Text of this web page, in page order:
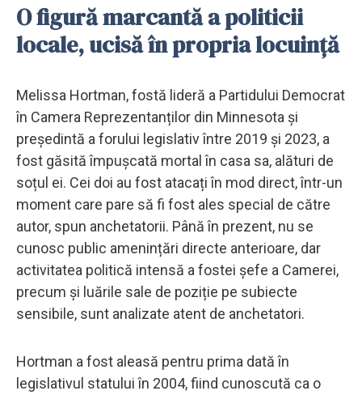
O figură marcantă a politicii
locale, ucisă în propria locuință
Melissa Hortman, fostă lideră a Partidului Democrat
în Camera Reprezentanților din Minnesota și
președintă a forului legislativ între 2019 și 2023, a
fost găsită împușcată mortal în casa sa, alături de
soțul ei. Cei doi au fost atacați în mod direct, într-un
moment care pare să fi fost ales special de către
autor, spun anchetatorii. Până în prezent, nu se
cunosc public amenințări directe anterioare, dar
activitatea politică intensă a fostei șefe a Camerei,
precum și luările sale de poziție pe subiecte
sensibile, sunt analizate atent de anchetatori.
Hortman a fost aleasă pentru prima dată în
legislativul statului în 2004, fiind cunoscută ca o